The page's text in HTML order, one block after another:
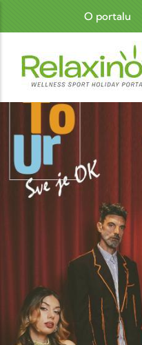
Skoči na glavni sadržaj
O portalu